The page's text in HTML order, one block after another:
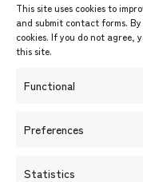
This site uses cookies to
and submit contact forms.
cookies. If you do not agree,
this site.
Functional
Preferences
Statistics
開催中・開催予定のイベント
イベント案内
お知らせ